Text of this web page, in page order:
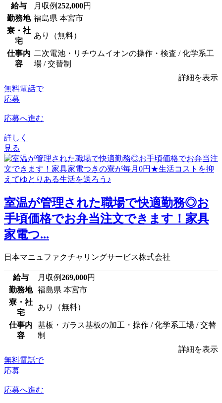
給与 月収例252,000円
勤務地 福島県 本宮市
寮・社
宅
あり（無料）
仕事内
容
二次電池・リチウムイオンの操作・検査 / 化学系工
場 / 交替制
詳細を表示
無料電話で
応募
応募へ進む
詳しく
見る
室温が管理された職場で快適勤務◎お
手頃価格でお弁当注文できます！家具
家電つ...
日本マニュファクチャリングサービス株式会社
給与 月収例269,000円
勤務地
福島県 本宮市
寮・社
宅
あり（無料）
仕事内
容
基板・ガラス基板の加工・操作 / 化学系工場 / 交替
制
詳細を表示
無料電話で
応募
応募へ進む